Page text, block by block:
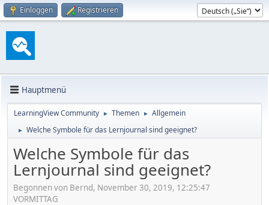
Einloggen Registrieren
Hauptmenü
LearningView Community ► Themen ► Allgemein
► Welche Symbole für das Lernjournal sind geeignet?
Welche Symbole für das
Lernjournal sind geeignet?
Begonnen von Bernd, November 30, 2019, 12:25:47
VORMITTAG